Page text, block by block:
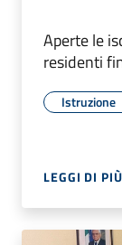
Aperte le
residenti
Istruzione
LEGGI DI PIÙ